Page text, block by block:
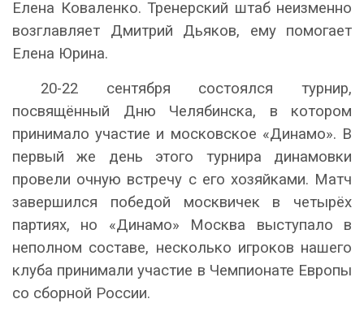
Елена Коваленко. Тренерский штаб неизменно
возглавляет Дмитрий Дьяков, ему помогает
Елена Юрина.
20-22 сентября состоялся турнир,
посвящённый Дню Челябинска, в котором
принимало участие и московское «Динамо». В
первый же день этого турнира динамовки
провели очную встречу с его хозяйками. Матч
завершился победой москвичек в четырёх
партиях, но «Динамо» Москва выступало в
неполном составе, несколько игроков нашего
клуба принимали участие в Чемпионате Европы
со сборной России.